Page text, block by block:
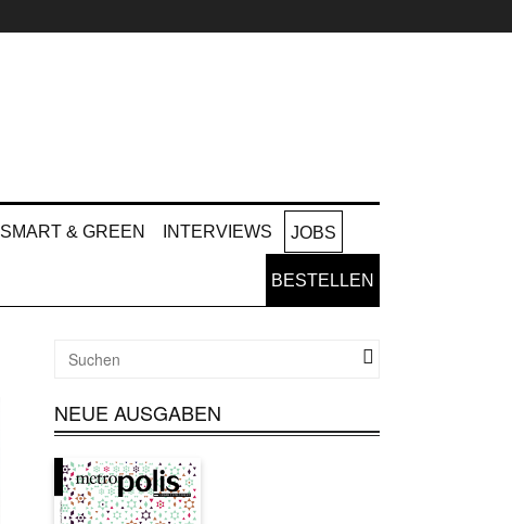
SMART & GREEN INTERVIEWS JOBS
BESTELLEN
NEUE AUSGABEN